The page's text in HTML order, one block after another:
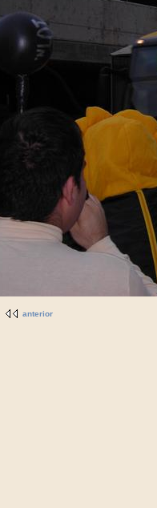
anterior